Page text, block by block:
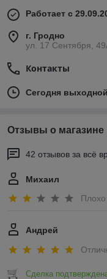
Работает с
г. Гродно
ул. 17 Сентября,
Контакты
Сегодня выходной
Отзывы о магазине
42 отзывов за всё
Михаил
Плохо
Андрей
Сделка